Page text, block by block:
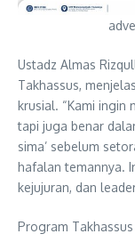
Ustadz Almas
Takhassus,
krusial. “Kami ingin
tapi juga benar
sima’ sebelum
hafalan temannya.
kejujuran, dan
Program